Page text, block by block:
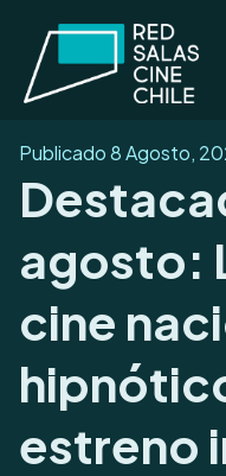
Publicado8 Agosto,
agosto:
cine
estreno